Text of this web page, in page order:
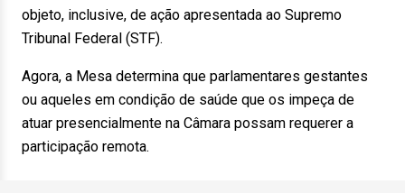
objeto, inclusive, de ação apresentada ao Supremo
Tribunal Federal (STF).
Agora, a Mesa determina que parlamentares gestantes
ou aqueles em condição de saúde que os impeça de
atuar presencialmente na Câmara possam requerer a
participação remota.